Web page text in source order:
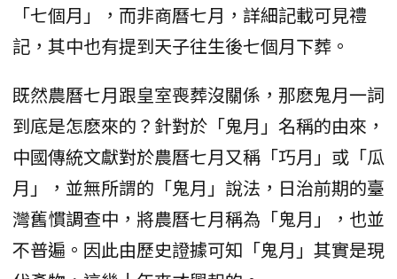
「七個月」，而非商曆七月，詳細記載可見禮
記，其中也有提到天子往生後七個月下葬。
既然農曆七月跟皇室喪葬沒關係，那麽鬼月一詞
到底是怎麽來的？針對於「鬼月」名稱的由來，
中國傳統文獻對於農曆七月又稱「巧月」或「瓜
月」，並無所謂的「鬼月」說法，日治前期的臺
灣舊慣調查中，將農曆七月稱為「鬼月」，也並
不普遍。因此由歷史證據可知「鬼月」其實是現